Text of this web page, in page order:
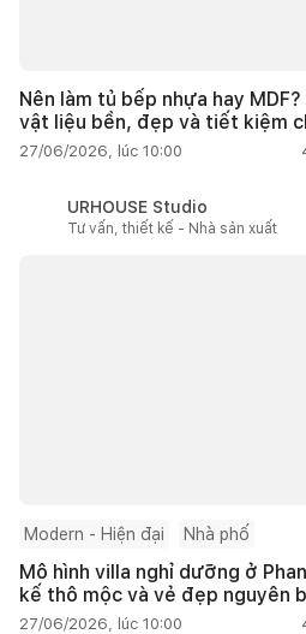
Nên làm tủ bếp nhựa hay
vật liệu bền, đẹp và tiết kiệm
27/06/2026, lúc 10:00
URHOUSE Studio
Tư vấn, thiết kế - Nhà sản xuất
Modern - Hiện đại Nhà phố
Mô hình villa nghỉ dưỡng ở
kế thô mộc và vẻ đẹp nguyên
27/06/2026, lúc 10:00